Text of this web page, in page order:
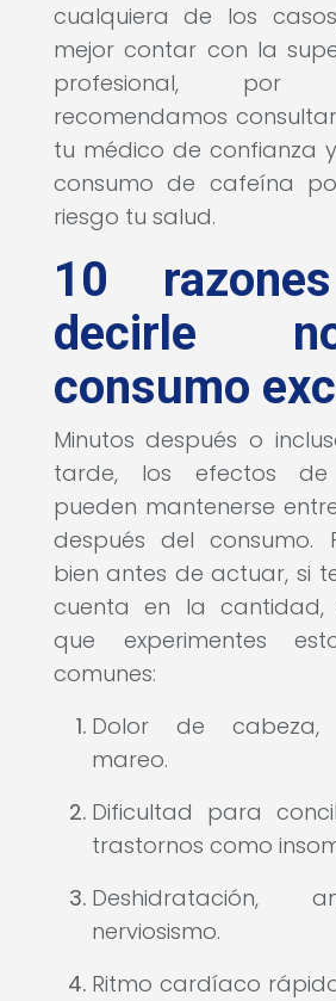
cualquiera de los
mejor contar con la
profesional,
recomendamos
tu médico de confianza
consumo de cafeína
riesgo tu salud.
10
decirle
consumo
Minutos después o
tarde, los efectos
pueden mantenerse
después del consumo.
bien antes de actuar, si
cuenta en la cantidad,
que experimentes
comunes:
Dolor de
mareo.
Dificultad para
trastornos como
Deshidratación,
nerviosismo.
Ritmo cardíaco